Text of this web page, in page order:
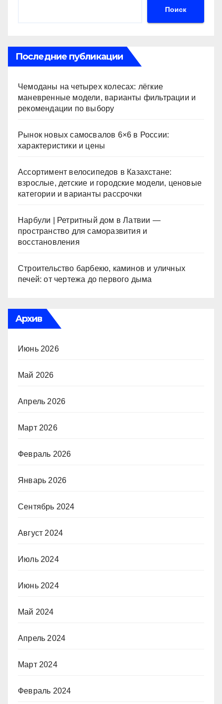
ki
ть
Поиск
Последние публикации
Чемоданы на четырех колесах: лёгкие
маневренные модели, варианты фильтрации и
рекомендации по выбору
Рынок новых самосвалов 6×6 в России:
характеристики и цены
Ассортимент велосипедов в Казахстане:
взрослые, детские и городские модели, ценовые
категории и варианты рассрочки
Нарбули | Ретритный дом в Латвии —
пространство для саморазвития и
восстановления
Строительство барбекю, каминов и уличных
печей: от чертежа до первого дыма
Архив
Июнь 2026
Май 2026
Апрель 2026
Март 2026
Февраль 2026
Январь 2026
Сентябрь 2024
Август 2024
Июль 2024
Июнь 2024
Май 2024
Апрель 2024
Март 2024
Февраль 2024